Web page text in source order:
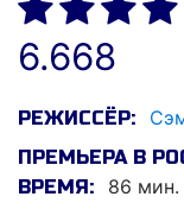
6.668
РЕЖИССЁР:
ПРЕМЬЕРА В
ВРЕМЯ: 86 мин.